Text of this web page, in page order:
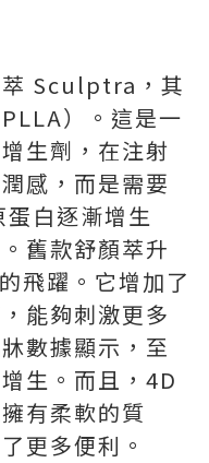
萃 Sculptra，其
）。這是一
生劑，在注射
感，而是需要
白逐漸增生
舊款舒顏萃升
飛躍。它增加了
能夠刺激更多
數據顯示，至
生。而且，4D
有柔軟的質
更多便利。